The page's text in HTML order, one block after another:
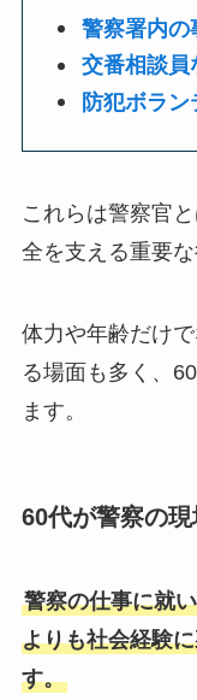
警察署内の
交番相談員
防犯ボラ
これらは警察官
全を支える重要な
体力や年齢だけ
る場面も多く、
ます。
60代が警察の
警察の仕事に就
よりも社会経験
す。